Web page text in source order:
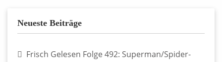
Neueste Beiträge
Frisch Gelesen Folge 492: Superman/Spider-